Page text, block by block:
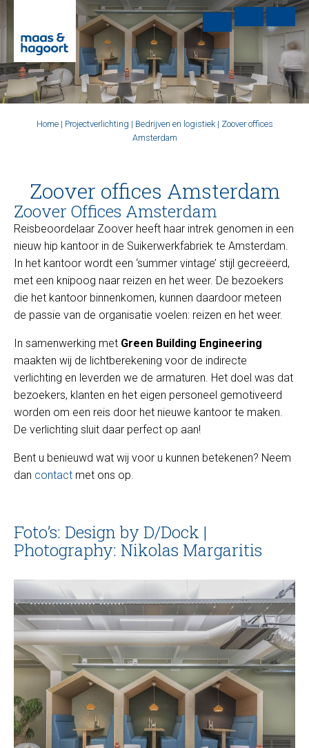
Home| Projectverlichting | Bedrijven en logistiek| Zoover offices
Amsterdam
Zoover offices Amsterdam
Zoover Offices Amsterdam
Reisbeoordelaar Zoover heeft haar intrek genomen in een
nieuw hip kantoor in de Suikerwerkfabriek te Amsterdam.
In het kantoor wordt een ‘summer vintage’ stijl gecreëerd,
met een knipoog naar reizen en het weer. De bezoekers
die het kantoor binnenkomen, kunnen daardoor meteen
de passie van de organisatie voelen: reizen en het weer.
In samenwerking met Green Building Engineering
maakten wij de lichtberekening voor de indirecte
verlichting en leverden we de armaturen. Het doel was dat
bezoekers, klanten en het eigen personeel gemotiveerd
worden om een reis door het nieuwe kantoor te maken.
De verlichting sluit daar perfect op aan!
Bent u benieuwd wat wij voor u kunnen betekenen? Neem
dan contact met ons op.
Foto’s: Design by D/Dock |
Photography: Nikolas Margaritis